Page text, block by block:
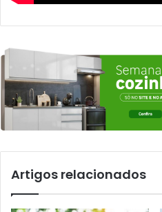
Artigos relacionados